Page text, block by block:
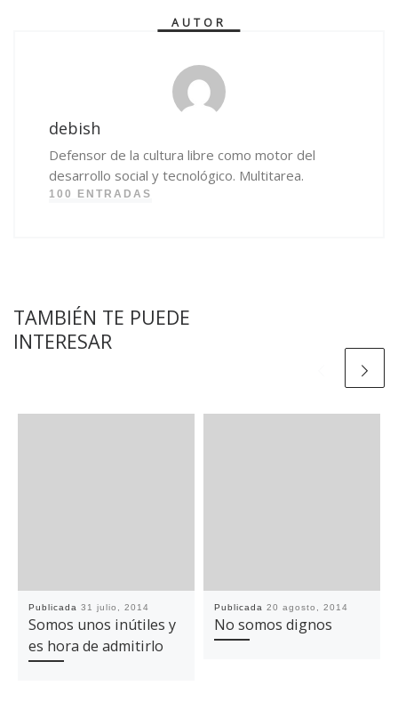
AUTOR
debish
Defensor de la cultura libre como motor del
desarrollo social y tecnológico. Multitarea.
100 ENTRADAS
TAMBIÉN TE PUEDE
INTERESAR
Publicada 31 julio, 2014
Somos unos inútiles y
es hora de admitirlo
Publicada 20 agosto, 2014
No somos dignos